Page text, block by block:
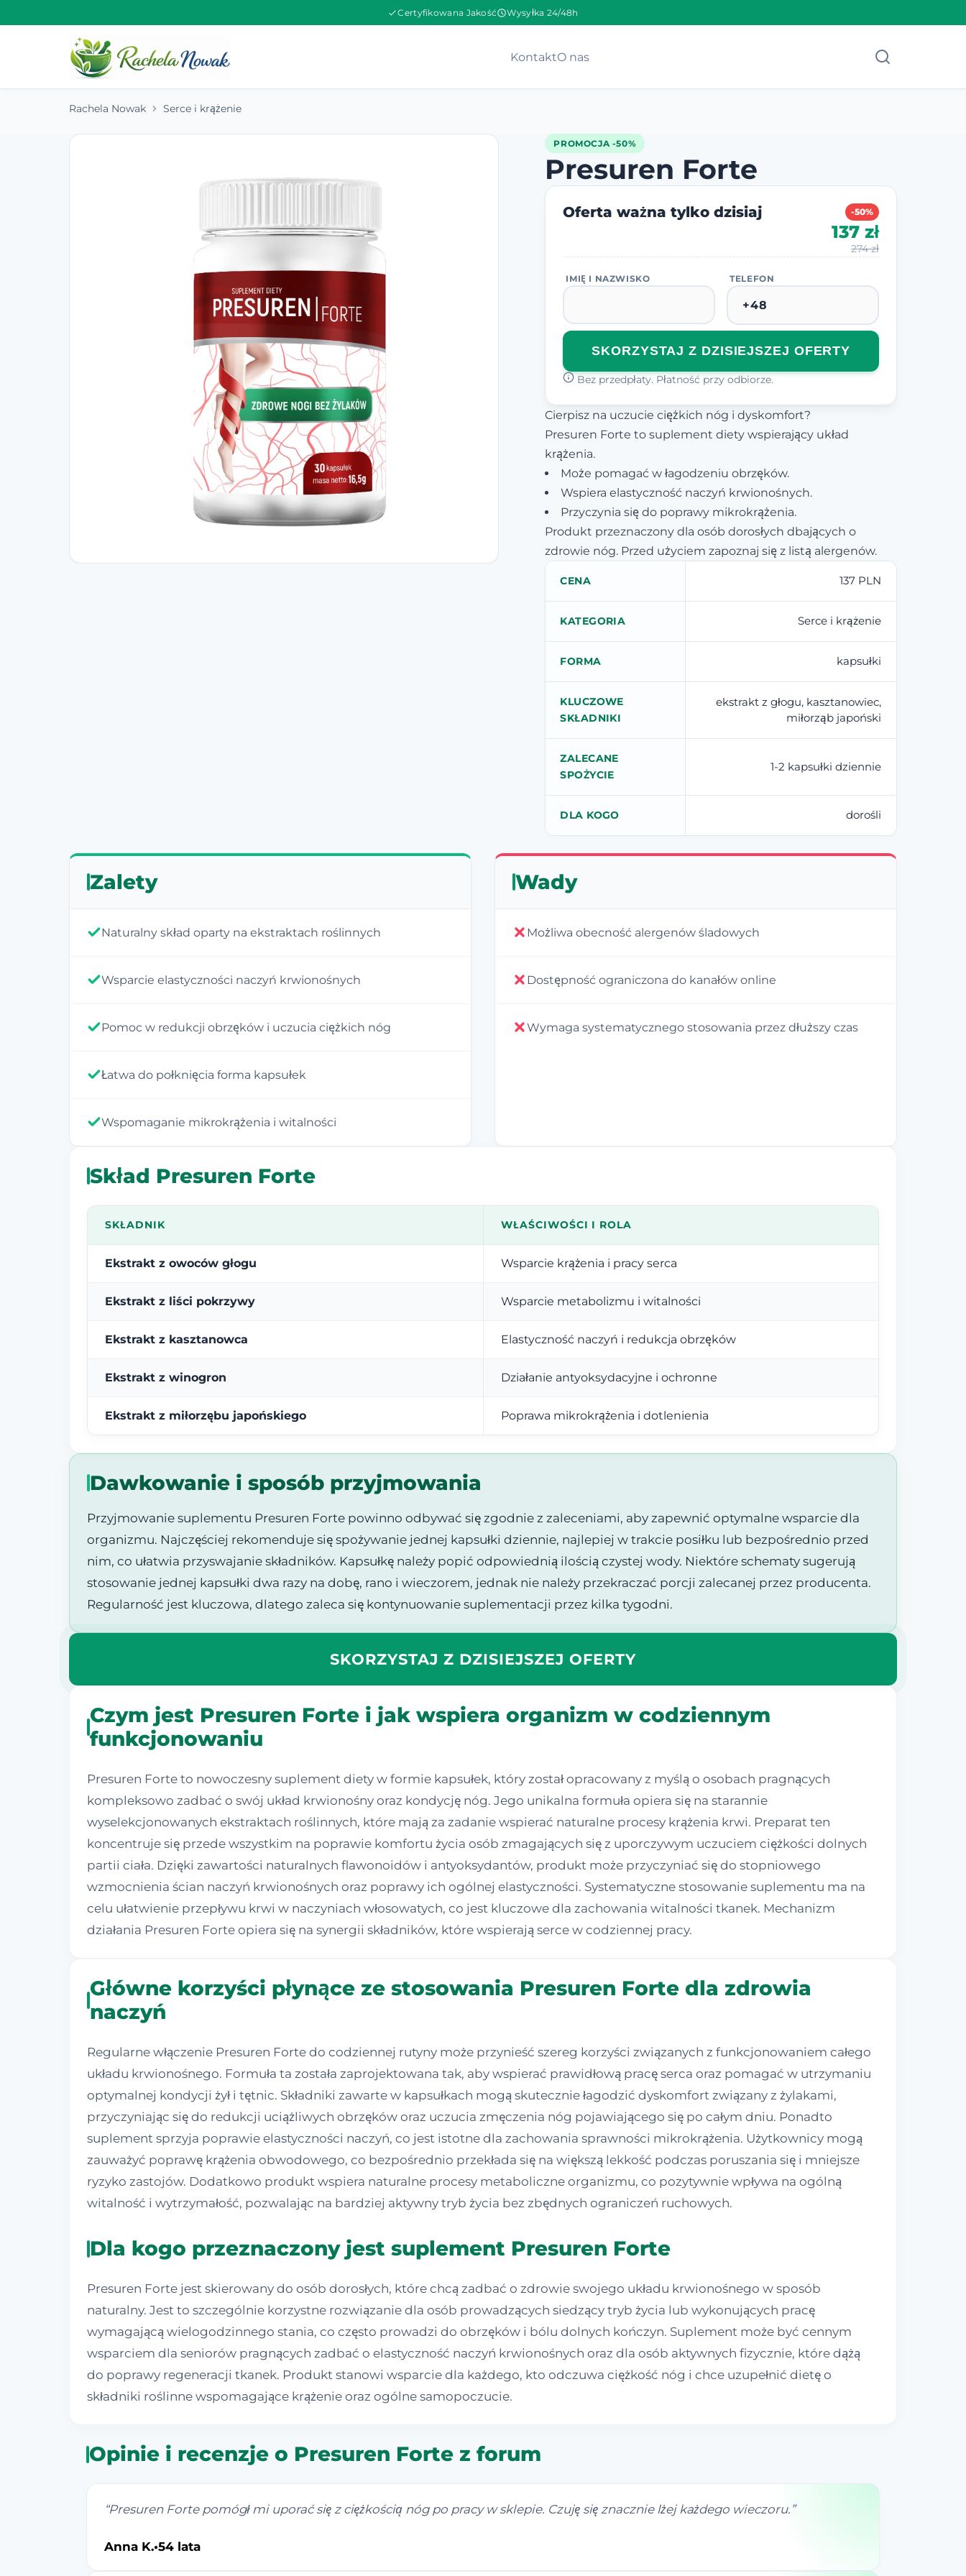
Certyfikowana Jakość Wysyłka 24/48h
KontaktO nas
Rachela Nowak Serce i krążenie
PROMOCJA -50%
Presuren Forte
Oferta ważna tylko dzisiaj -50%
137 zł
274 zł
IMIĘ I NAZWISKO TELEFON
SKORZYSTAJ Z DZISIEJSZEJ OFERTY
Bez przedpłaty. Płatność przy odbiorze.
Cierpisz na uczucie ciężkich nóg i dyskomfort?
Presuren Forte to suplement diety wspierający układ
krążenia.
Może pomagać w łagodzeniu obrzęków.
Wspiera elastyczność naczyń krwionośnych.
Przyczynia się do poprawy mikrokrążenia.
Produkt przeznaczony dla osób dorosłych dbających o
zdrowie nóg. Przed użyciem zapoznaj się z listą alergenów.
CENA 137 PLN
KATEGORIA Serce i krążenie
FORMA kapsułki
KLUCZOWE
SKŁADNIKI
ekstrakt z głogu, kasztanowiec,
miłorząb japoński
ZALECANE
SPOŻYCIE
1-2 kapsułki dziennie
DLA KOGO dorośli
Zalety
Naturalny skład oparty na ekstraktach roślinnych
Wsparcie elastyczności naczyń krwionośnych
Pomoc w redukcji obrzęków i uczucia ciężkich nóg
Łatwa do połknięcia forma kapsułek
Wspomaganie mikrokrążenia i witalności
Wady
Możliwa obecność alergenów śladowych
Dostępność ograniczona do kanałów online
Wymaga systematycznego stosowania przez dłuższy czas
Skład Presuren Forte
SKŁADNIK WŁAŚCIWOŚCI I ROLA
Ekstrakt z owoców głogu Wsparcie krążenia i pracy serca
Ekstrakt z liści pokrzywy Wsparcie metabolizmu i witalności
Ekstrakt z kasztanowca Elastyczność naczyń i redukcja obrzęków
Ekstrakt z winogron Działanie antyoksydacyjne i ochronne
Ekstrakt z miłorzębu japońskiego Poprawa mikrokrążenia i dotlenienia
Dawkowanie i sposób przyjmowania
Przyjmowanie suplementu Presuren Forte powinno odbywać się zgodnie z zaleceniami, aby zapewnić optymalne wsparcie dla
organizmu. Najczęściej rekomenduje się spożywanie jednej kapsułki dziennie, najlepiej w trakcie posiłku lub bezpośrednio przed
nim, co ułatwia przyswajanie składników. Kapsułkę należy popić odpowiednią ilością czystej wody. Niektóre schematy sugerują
stosowanie jednej kapsułki dwa razy na dobę, rano i wieczorem, jednak nie należy przekraczać porcji zalecanej przez producenta.
Regularność jest kluczowa, dlatego zaleca się kontynuowanie suplementacji przez kilka tygodni.
SKORZYSTAJ Z DZISIEJSZEJ OFERTY
Czym jest Presuren Forte i jak wspiera organizm w codziennym
funkcjonowaniu
Presuren Forte to nowoczesny suplement diety w formie kapsułek, który został opracowany z myślą o osobach pragnących
kompleksowo zadbać o swój układ krwionośny oraz kondycję nóg. Jego unikalna formuła opiera się na starannie
wyselekcjonowanych ekstraktach roślinnych, które mają za zadanie wspierać naturalne procesy krążenia krwi. Preparat ten
koncentruje się przede wszystkim na poprawie komfortu życia osób zmagających się z uporczywym uczuciem ciężkości dolnych
partii ciała. Dzięki zawartości naturalnych flawonoidów i antyoksydantów, produkt może przyczyniać się do stopniowego
wzmocnienia ścian naczyń krwionośnych oraz poprawy ich ogólnej elastyczności. Systematyczne stosowanie suplementu ma na
celu ułatwienie przepływu krwi w naczyniach włosowatych, co jest kluczowe dla zachowania witalności tkanek. Mechanizm
działania Presuren Forte opiera się na synergii składników, które wspierają serce w codziennej pracy.
Główne korzyści płynące ze stosowania Presuren Forte dla zdrowia
naczyń
Regularne włączenie Presuren Forte do codziennej rutyny może przynieść szereg korzyści związanych z funkcjonowaniem całego
układu krwionośnego. Formuła ta została zaprojektowana tak, aby wspierać prawidłową pracę serca oraz pomagać w utrzymaniu
optymalnej kondycji żył i tętnic. Składniki zawarte w kapsułkach mogą skutecznie łagodzić dyskomfort związany z żylakami,
przyczyniając się do redukcji uciążliwych obrzęków oraz uczucia zmęczenia nóg pojawiającego się po całym dniu. Ponadto
suplement sprzyja poprawie elastyczności naczyń, co jest istotne dla zachowania sprawności mikrokrążenia. Użytkownicy mogą
zauważyć poprawę krążenia obwodowego, co bezpośrednio przekłada się na większą lekkość podczas poruszania się i mniejsze
ryzyko zastojów. Dodatkowo produkt wspiera naturalne procesy metaboliczne organizmu, co pozytywnie wpływa na ogólną
witalność i wytrzymałość, pozwalając na bardziej aktywny tryb życia bez zbędnych ograniczeń ruchowych.
Dla kogo przeznaczony jest suplement Presuren Forte
Presuren Forte jest skierowany do osób dorosłych, które chcą zadbać o zdrowie swojego układu krwionośnego w sposób
naturalny. Jest to szczególnie korzystne rozwiązanie dla osób prowadzących siedzący tryb życia lub wykonujących pracę
wymagającą wielogodzinnego stania, co często prowadzi do obrzęków i bólu dolnych kończyn. Suplement może być cennym
wsparciem dla seniorów pragnących zadbać o elastyczność naczyń krwionośnych oraz dla osób aktywnych fizycznie, które dążą
do poprawy regeneracji tkanek. Produkt stanowi wsparcie dla każdego, kto odczuwa ciężkość nóg i chce uzupełnić dietę o
składniki roślinne wspomagające krążenie oraz ogólne samopoczucie.
Opinie i recenzje o Presuren Forte z forum
“Presuren Forte pomógł mi uporać się z ciężkością nóg po pracy w sklepie. Czuję się znacznie lżej każdego wieczoru. ”
Anna K.•54 lata